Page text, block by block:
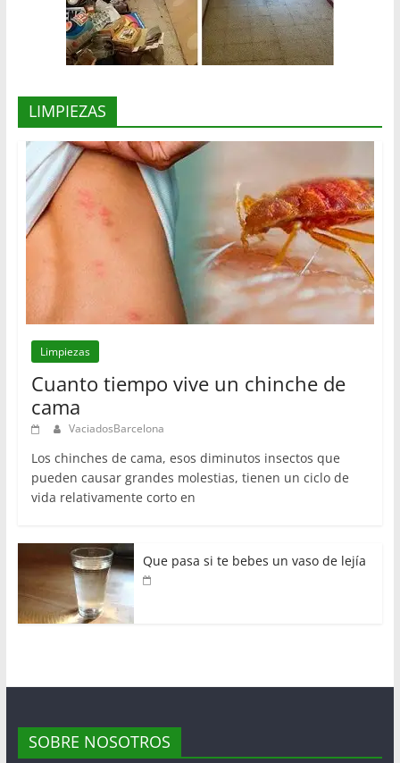
LIMPIEZAS
Limpiezas
Cuanto tiempo vive un chinche de
cama
VaciadosBarcelona
Los chinches de cama, esos diminutos insectos que
pueden causar grandes molestias, tienen un ciclo de
vida relativamente corto en
Que pasa si te bebes un vaso de lejía
SOBRE NOSOTROS